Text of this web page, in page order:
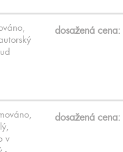
dosažená cena:
v
dosažená cena: